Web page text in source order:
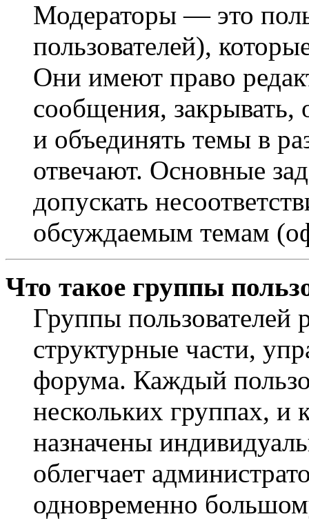
Модераторы — это
пользователей),
Они имеют право
сообщения, закрывать,
и объединять темы в
отвечают. Основные
допускать
обсуждаемым темам
Что такое группы
Группы пользователей
структурные части,
форума. Каждый
нескольких группах, и
назначены
облегчает
одновременно